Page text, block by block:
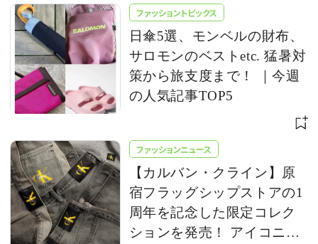
ファッショントピックス
日傘5選、モンベルの財布、
サロモンのベストetc. 猛暑対
策から旅支度まで！ ｜今週
の人気記事TOP5
ファッションニュース
【カルバン・クライン】原
宿フラッグシップストアの1
周年を記念した限定コレク
ションを発売！ アイコニッ